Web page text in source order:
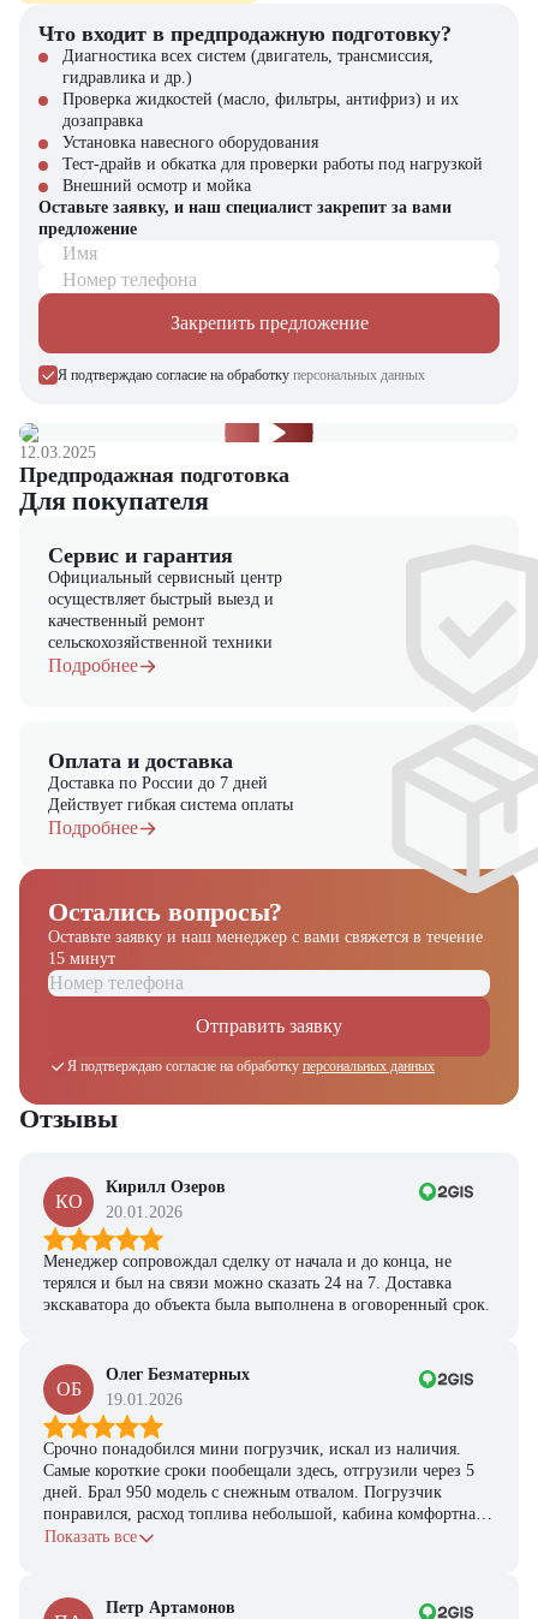
процессы
Магазины крупной бытовой техники и дистрибуция — работа с
тяжелыми грузами на рампах
Почему стоит выбрать Balkancar ДВ1786.30.221S?
Дизельный вилочный погрузчик Balkancar ДВ1786.30.221S
оптимален для постоянной эксплуатации в интенсивных
условиях
Простота конструкции делает технику надежной и удобной в
ремонте
Выгодная цена по сравнению с аналогами при сохранении
высокого качества
Низкие эксплуатационные расходы за счет экономичного
двигателя и доступных запчастей
Компания "ЦТО" – официальный дилер техники Balkancar,
У нас вы найдете: широкий выбор спецтехники, вилочных
погрузчиков, малой складской техники, навесного оборудования,
запчасти для долгосрочной эксплуатации, профессиональные
консультации по выбору техники.
Что входит в предпродажную подготовку?
Диагностика всех систем (двигатель, трансмиссия,
гидравлика и др.)
Проверка жидкостей (масло, фильтры, антифриз) и их
дозаправка
Установка навесного оборудования
Тест-драйв и обкатка для проверки работы под нагрузкой
Внешний осмотр и мойка
Оставьте заявку, и наш специалист закрепит за вами
предложение
Имя
Номер телефона
Закрепить предложение
Я подтверждаю согласие на обработку персональных данных
12.03.2025
Предпродажная подготовка
Для покупателя
Сервис и гарантия
Официальный сервисный центр
осуществляет быстрый выезд и
качественный ремонт
сельскохозяйственной техники
Подробнее
Оплата и доставка
Доставка по России до 7 дней
Действует гибкая система оплаты
Подробнее
Остались вопросы?
Оставьте заявку и наш менеджер с вами свяжется в течение
15 минут
Отправить заявку
Я подтверждаю согласие на обработку персональных данных
Отзывы
КО
Кирилл Озеров
20.01.2026
Менеджер сопровождал сделку от начала и до конца, не
терялся и был на связи можно сказать 24 на 7. Доставка
экскаватора до объекта была выполнена в оговоренный срок.
ОБ
Олег Безматерных
19.01.2026
Срочно понадобился мини погрузчик, искал из наличия.
Самые короткие сроки пообещали здесь, отгрузили через 5
дней. Брал 950 модель с снежным отвалом. Погрузчик
понравился, расход топлива небольшой, кабина комфортная,
с задачами справляется.
Показать все
Петр Артамонов